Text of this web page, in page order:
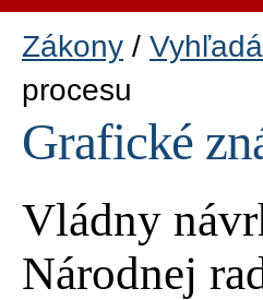
Zákony
procesu
Grafické
Vládny
Národnej